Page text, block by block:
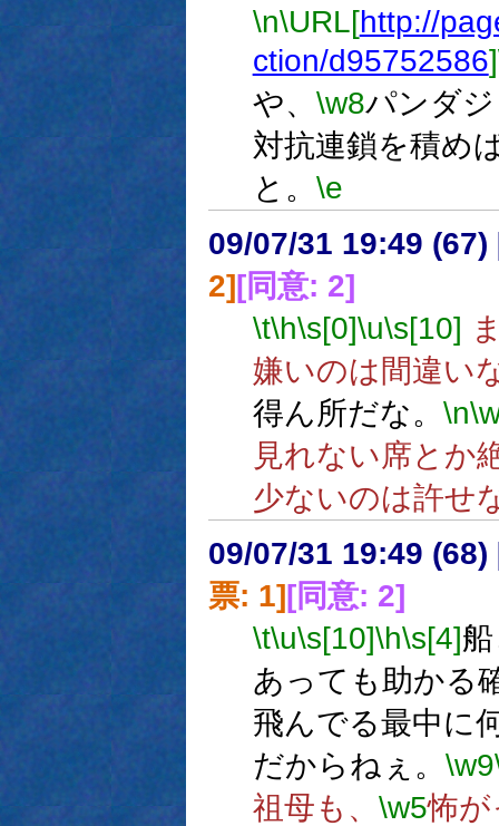
\n\URL[http://
ction/d95752586]
や、 \w8パンダ
対抗連鎖を積め
と。 \e
09/07/31 19:49 (67)
2][同意: 2]
\t\h\s[0]\u\s[10]
嫌いのは間違い
得ん所だな。 \n
見れない席とか
少ないのは許せ
09/07/31 19:49 (68)
票: 1][同意: 2]
\t\u\s[10]\h\s[4]
あっても助かる
飛んでる最中に
だからねぇ。 \w9
祖母も、 \w5怖が